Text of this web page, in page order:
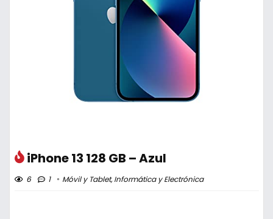
iPhone 13 128 GB – Azul
6 1 Móvil y Tablet,Informática y Electrónica